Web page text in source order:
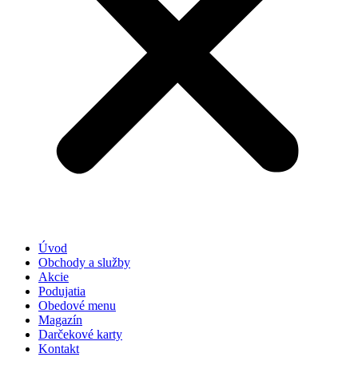
Úvod
Obchody a služby
Akcie
Podujatia
Obedové menu
Magazín
Darčekové karty
Kontakt